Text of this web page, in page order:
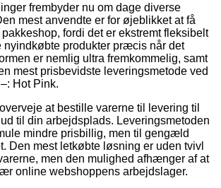
frembyder nu om dage diverse
mest anvendte er for øjeblikket at få
fordi det er ekstremt fleksibelt
nyindkøbte produkter præcis når det
er nemlig ultra fremkommelig, samt
mest prisbevidste leveringsmetode ved
Hot Pink.
at bestille varerne til levering til
til din arbejdsplads. Leveringsmetoden
mindre prisbillig, men til gengæld
Den mest letkøbte løsning er uden tvivl
men den mulighed afhænger af at
online webshoppens arbejdslager.